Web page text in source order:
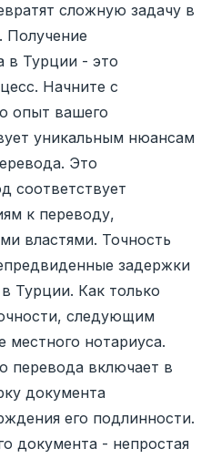
сложную задачу в
Получение
в Турции - это
Начните с
опыт вашего
уникальным нюансам
Это
соответствует
к переводу,
властями. Точность
задержки
Турции. Как только
следующим
местного нотариуса.
перевода включает в
документа
его подлинности.
документа - непростая